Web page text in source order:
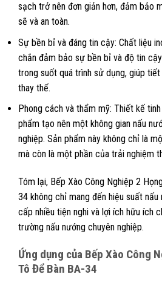
sạch trở nên đơn giản hơn, đảm bảo
sẽ và an toàn.
Sự bền bỉ và đáng tin cậy: Chất liệu
chắn đảm bảo sự bền bỉ và độ tin
trong suốt quá trình sử dụng, giúp
thay thế.
Phong cách và thẩm mỹ: Thiết kế
phẩm tạo nên một không gian nấu
nghiệp. Sản phẩm này không chỉ là
mà còn là một phần của trải nghiệm
Tóm lại, Bếp Xào Công Nghiệp 2
34 không chỉ mang đến hiệu suất
cấp nhiều tiện nghi và lợi ích hữu ích
trường nấu nướng chuyên nghiệp.
Ứng dụng của Bếp Xào Công
Tô Để Bàn BA-34